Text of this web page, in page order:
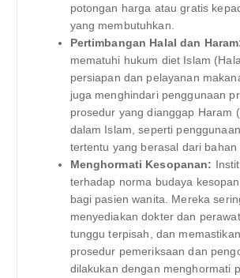
potongan harga atau gratis
yang membutuhkan.
Pertimbangan Halal dan
mematuhi hukum diet Islam
persiapan dan pelayanan
juga menghindari penggunaan
prosedur yang dianggap Haram
dalam Islam, seperti
tertentu yang berasal dari bahan
Menghormati Kesopanan:
terhadap norma budaya
bagi pasien wanita. Mereka
menyediakan dokter dan
tunggu terpisah, dan
prosedur pemeriksaan dan
dilakukan dengan menghormati